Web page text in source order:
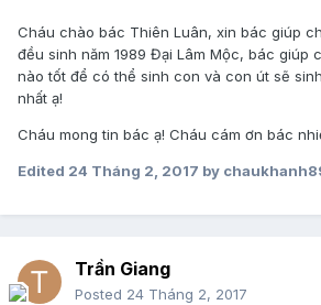
Cháu chào bác Thiên Luân, xin bác giúp
đều sinh năm 1989 Đại Lâm Mộc, bác giúp
nào tốt để có thể sinh con và con út sẽ
nhất ạ!
Cháu mong tin bác ạ! Cháu cám ơn bác
Edited 24 Tháng 2, 2017 by
Trần Giang
Posted 24 Tháng 2, 2017